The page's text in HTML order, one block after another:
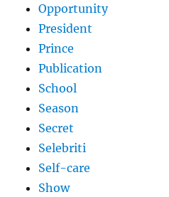
Opportunity
President
Prince
Publication
School
Season
Secret
Selebriti
Self-care
Show